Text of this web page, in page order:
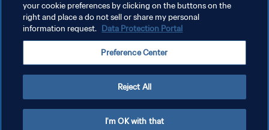
KEBIJAKAN PRIVASI
ATUR PREFERENSI KUKI
Copyright © 1994 - 2026 FIFA. All rights reserved.
your cookie preferences by clicking on the buttons on the
right and place a do not sell or share my personal
information request. Data Protection Portal
Preference Center
Reject All
I'm OK with that